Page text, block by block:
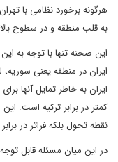
هرگونه برخورد نظامی با
به قلب منطقه و در سطوح
این صحنه تنها با توجه به
ایران در منطقه یعنی سوریه،
ایران به خاطر تمایل آنها
کمتر در برابر ترکیه است.
نقطه تحول بلکه فراتر در
در این میان مسئله قابل